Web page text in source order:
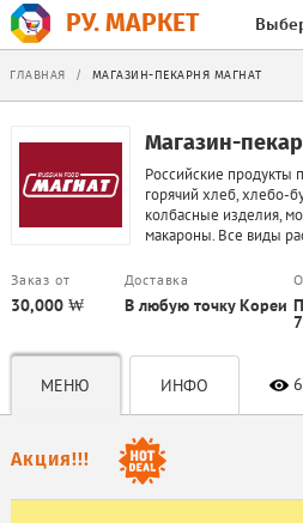
РУ. МАРКЕТ
ГЛАВНАЯ / МАГАЗИН-ПЕКАРНЯ МАГНАТ
Магазин-
Российские продукты
горячий хлеб, хлебо-
колбасные изделия,
макароны. Все виды
напитко...
Заказ от
30,000 ₩
Доставка
В любую точку Кореи
МЕНЮ ИНФО
Акция!!!